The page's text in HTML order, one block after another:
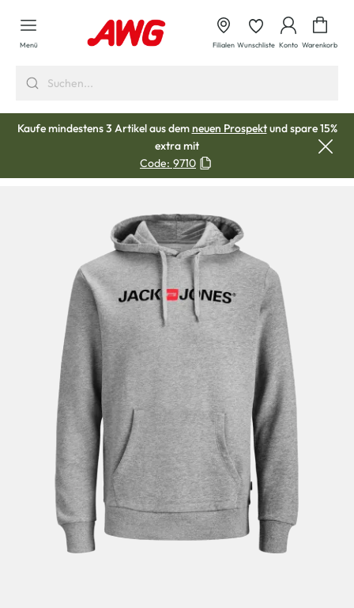
springen
Menü Filialen Wunschliste Konto Warenkorb
Kaufe mindestens 3 Artikel aus demneuen Prospektund spare 15%
extra mit
Code: 9710